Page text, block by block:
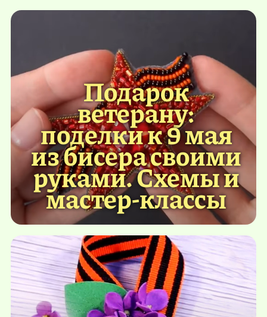
Подарок
ветерану:
поделки к 9 мая
из бисера своими
руками. Схемы и
мастер-классы